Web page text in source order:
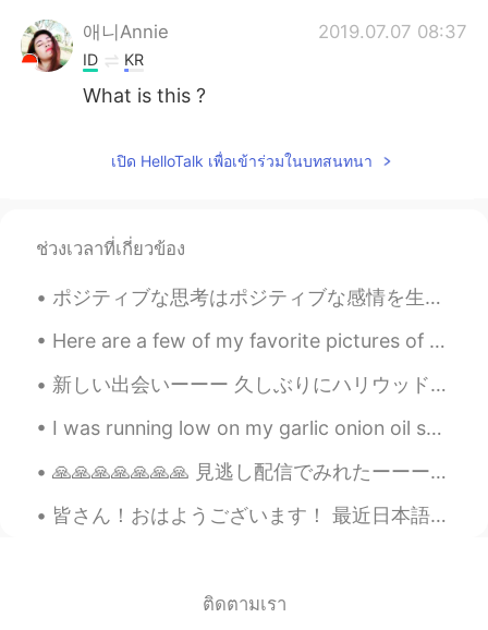
애니Annie 2019.07.07 08:37
ID KR
What is this ?
เปิด HelloTalk เพื่อเข้าร่วมในบทสนทนา
ช่วงเวลาที่เกี่ยวข้อง
ポジティブな思考はポジティブな感情を生み出し、ポジティブな人生経験を引き付けます。 あなたは一度だけ生きます、しかしあなたがそれを正しく行えば、一度で十分です。🙏❤️ Positive tho...
Here are a few of my favorite pictures of my state. Has anyone been to Utah before, or know anyth...
新しい出会いーーー 久しぶりにハリウッド来たけどこんなに人が居ないハリウッドは初めてー😮 折角観光に来てたのでハリウッドサインの裏側連れてったー 私にも運動になるし、自然はやっぱ良いねー。 ...
I was running low on my garlic onion oil so I took pictures of the process. you take about 2 cu...
🙏🙏🙏🙏🙏🙏🙏 見逃し配信でみれたーーー アリソン銅メダル🥉 2004年から走り続けてメダル10個🎖 そして何よりも嬉しいのは、 どんなに成功しても彼女の性格は全然変わってない。高飛車にもな...
皆さん！おはようございます！ 最近日本語能力試験の本五冊を買いました！今年N3を取ってみます。今僕のレベルはまだ高くないけど一生懸命勉強します！よろしかったら助けてください。😊よろしくお願いします！
ติดตามเรา